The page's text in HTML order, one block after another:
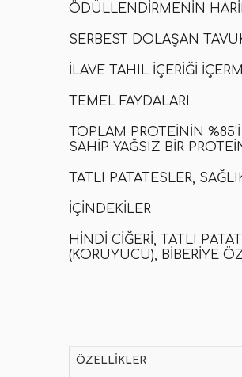
ÖDÜLLENDIRMENIN
SERBEST DOLAŞAN
İLAVE TAHIL IÇERIĞI
TEMEL FAYDALARI
TOPLAM PROTEININ
SAHIP YAĞSIZ BIR
TATLI PATATESLER,
İÇINDEKILER
HINDI CIĞERI, TATLI
(KORUYUCU), BIBERIYE
ÖZELLIKLER